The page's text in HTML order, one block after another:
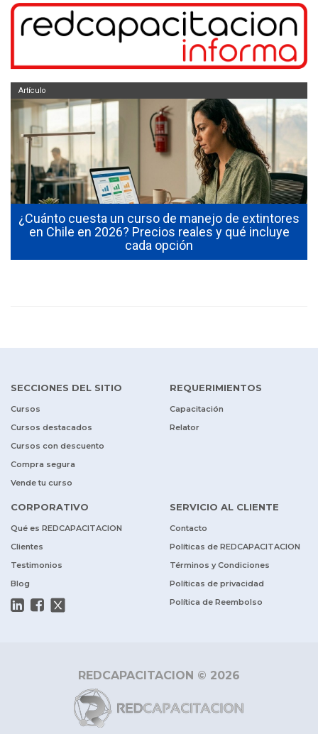
¿Cuánto cuesta un curso de manejo de extintores
en Chile en 2026? Precios reales y qué incluye
cada opción
Artículo
SECCIONES DEL SITIO
Cursos
Cursos destacados
Cursos con descuento
Compra segura
Vende tu curso
REQUERIMIENTOS
Capacitación
Relator
CORPORATIVO
Qué es REDCAPACITACION
Clientes
Testimonios
Blog
SERVICIO AL CLIENTE
Contacto
Políticas de REDCAPACITACION
Términos y Condiciones
Políticas de privacidad
Política de Reembolso
REDCAPACITACION © 2026